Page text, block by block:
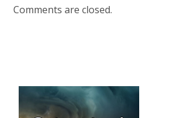
Comments are closed.